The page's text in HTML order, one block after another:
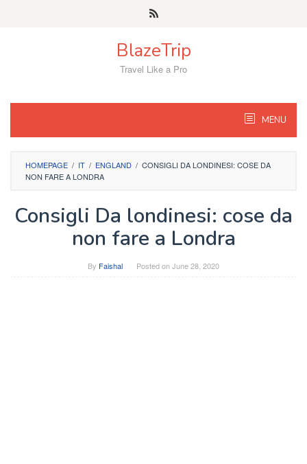
BlazeTrip
Travel Like a Pro
MENU
HOMEPAGE / IT / ENGLAND / CONSIGLI DA LONDINESI: COSE DA
NON FARE A LONDRA
Consigli Da londinesi: cose da
non fare a Londra
By Faishal Posted onJune 28, 2020